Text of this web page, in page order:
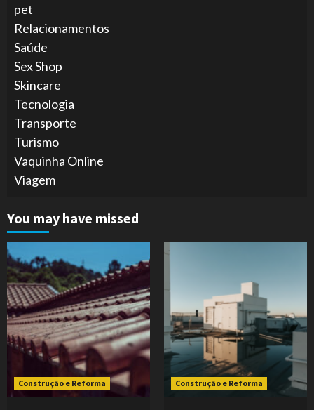
pet
Relacionamentos
Saúde
Sex Shop
Skincare
Tecnologia
Transporte
Turismo
Vaquinha Online
Viagem
You may have missed
Construção e Reforma Construção e Reforma